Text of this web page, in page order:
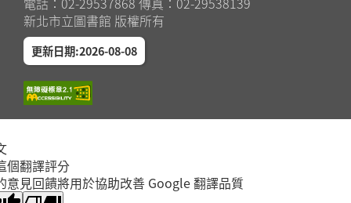
新北市立圖書館 版權所有
更新日期:2026-08-08
個翻譯評分
意見回饋將用於協助改善 Google 翻譯品質